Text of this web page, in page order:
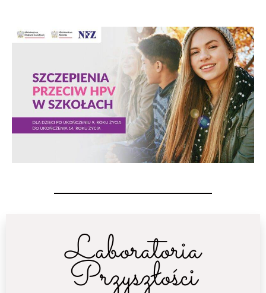
Laboratoria
Przyszłości